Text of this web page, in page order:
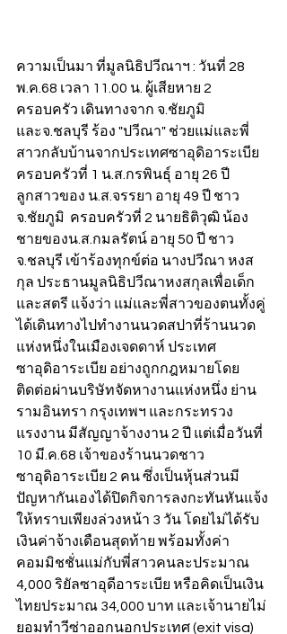
ความเป็นมา ที่มูลนิธิปวีณาฯ : วันที่ 28
พ.ค.68 เวลา 11.00 น. ผู้เสียหาย 2
ครอบครัว เดินทางจาก จ.ชัยภูมิ
และจ.ชลบุรี ร้อง "ปวีณา" ช่วยแม่และพี่
สาวกลับบ้านจากประเทศซาอุดิอาระเบีย
ครอบครัวที่ 1 น.ส.กรพินธุ์ อายุ 26 ปี
ลูกสาวของ น.ส.จรรยา อายุ 49 ปี ชาว
จ.ชัยภูมิ  ครอบครัวที่ 2 นายธิติวุฒิ น้อง
ชายของน.ส.กมลรัตน์ อายุ 50 ปี ชาว
จ.ชลบุรี เข้าร้องทุกข์ต่อ นางปวีณา หงส
กุล ประธานมูลนิธิปวีณาหงสกุลเพื่อเด็ก
และสตรี แจ้งว่า แม่และพี่สาวของตนทั้งคู่
ได้เดินทางไปทำงานนวดสปาที่ร้านนวด
แห่งหนึ่งในเมืองเจดดาห์ ประเทศ
ซาอุดิอาระเบีย อย่างถูกกฎหมายโดย
ติดต่อผ่านบริษัทจัดหางานแห่งหนึ่ง ย่าน
รามอินทรา กรุงเทพฯ และกระทรวง
แรงงาน มีสัญญาจ้างงาน 2 ปี แต่เมื่อวันที่
10 มี.ค.68 เจ้าของร้านนวดชาว
ซาอุดิอาระเบีย 2 คน ซึ่งเป็นหุ้นส่วนมี
ปัญหากันเองได้ปิดกิจการลงกะทันหันแจ้ง
ให้ทราบเพียงล่วงหน้า 3 วัน โดยไม่ได้รับ
เงินค่าจ้างเดือนสุดท้าย พร้อมทั้งค่า
คอมมิชชั่นแม่กับพี่สาวคนละประมาณ
4,000 ริยัลซาอุดีอาระเบีย หรือคิดเป็นเงิน
ไทยประมาณ 34,000 บาท และเจ้านายไม่
ยอมทำวีซ่าออกนอกประเทศ (exit visa)